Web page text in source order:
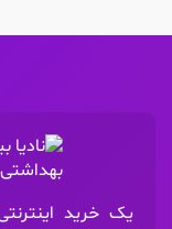
یک خرید